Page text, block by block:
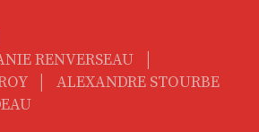
RENVERSEAU |
| ALEXANDRE STOURBE